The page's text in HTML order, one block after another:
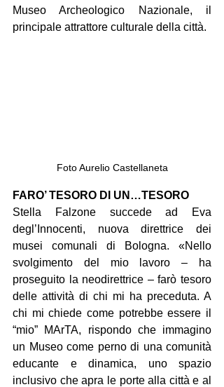
Museo Archeologico Nazionale, il
principale attrattore culturale della città.
Foto Aurelio Castellaneta
FARO’ TESORO DI UN…TESORO
Stella Falzone succede ad Eva
degl’Innocenti, nuova direttrice dei
musei comunali di Bologna. «Nello
svolgimento del mio lavoro – ha
proseguito la neodirettrice – farò tesoro
delle attività di chi mi ha preceduta. A
chi mi chiede come potrebbe essere il
“mio” MArTA, rispondo che immagino
un Museo come perno di una comunità
educante e dinamica, uno spazio
inclusivo che apra le porte alla città e al